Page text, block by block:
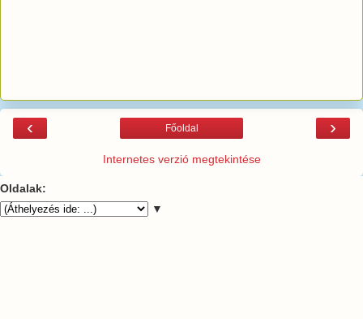
‹ ›
Főoldal
Internetes verzió megtekintése
Oldalak:
▼